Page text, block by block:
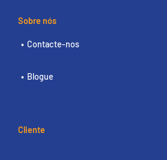
Sobre nós
Contacte-nos
Blogue
Cliente